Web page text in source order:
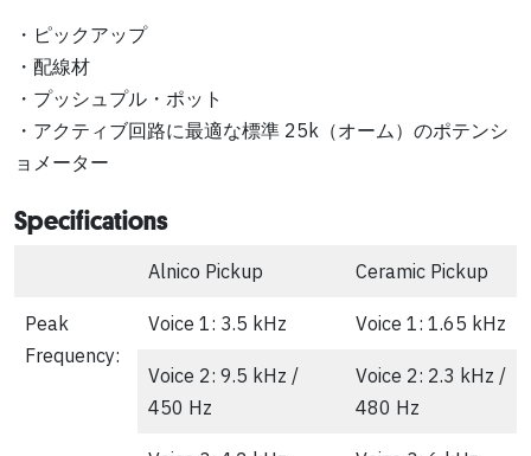
・ピックアップ
・配線材
・プッシュプル・ポット
・アクティブ回路に最適な標準 25k（オーム）のポテンシ
ョメーター
Specifications
Alnico Pickup Ceramic Pickup
Peak
Frequency:
Voice 1: 3.5 kHz Voice 1: 1.65 kHz
Voice 2: 9.5 kHz /
450 Hz
Voice 2: 2.3 kHz /
480 Hz